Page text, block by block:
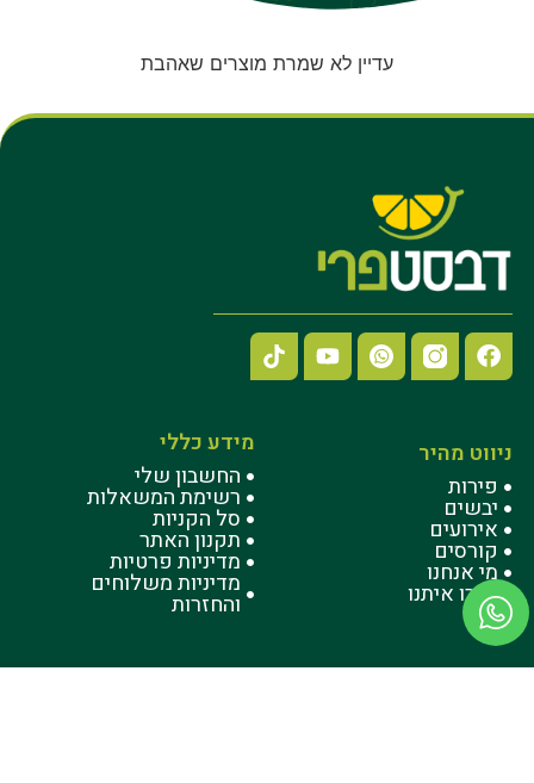
עדיין לא שמרת מוצרים שאהבת
ניווט מהיר
פירות
יבשים
אירועים
קורסים
מי אנחנו
דברו איתנו
מידע כללי
החשבון שלי
רשימת המשאלות
סל הקניות
תקנון האתר
מדיניות פרטיות
מדיניות משלוחים
והחזרות